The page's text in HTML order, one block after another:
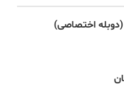
اختصاصی)